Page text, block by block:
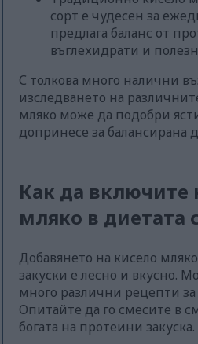
сорт е чудесен за
предлага баланс от
въглехидрати и
С толкова много налични
изследването на
мляко може да подобри
допринесе за балансирана
Как да включите
мляко в диетата
Добавянето на кисело
закуски е лесно и вкусно.
много различни рецепти за
Опитайте да го смесите в
богата на протеини закуска.